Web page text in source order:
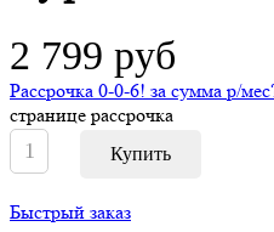
2 799 руб
Рассрочка 0-0-6! за сумма р/мес
странице рассрочка
Быстрый заказ